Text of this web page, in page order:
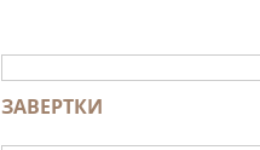
ЗАВЕРТКИ